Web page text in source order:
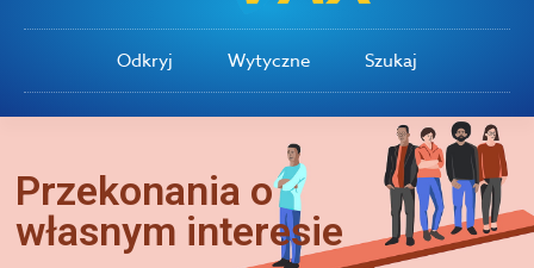
Odkryj Wytyczne Szukaj
Przekonania o
własnym interesie